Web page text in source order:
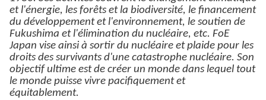
et l'énergie, les forêts et la biodiversité, le financement
du développement et l'environnement, le soutien de
Fukushima et l'élimination du nucléaire, etc. FoE
Japan vise ainsi à sortir du nucléaire et plaide pour les
droits des survivants d'une catastrophe nucléaire. Son
objectif ultime est de créer un monde dans lequel tout
le monde puisse vivre pacifiquement et
équitablement.